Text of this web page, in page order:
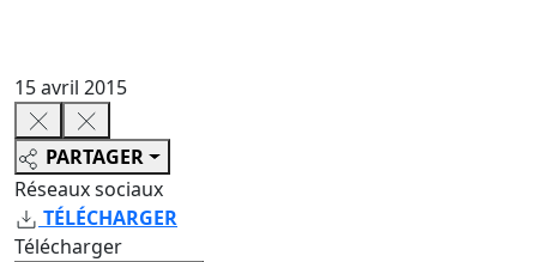
15 avril 2015
PARTAGER
Réseaux sociaux
TÉLÉCHARGER
Télécharger